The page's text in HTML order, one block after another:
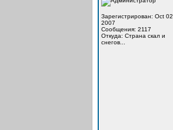
Зарегистрирован: Oct 02,
2007
Сообщения: 2117
Откуда: Cтрана скал и
снегов...